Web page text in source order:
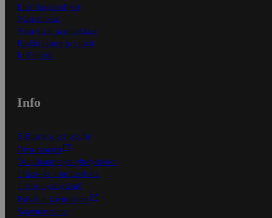
Ensitilaajan ohjeet
Näin maksat
Näin tilaat ja muokkaat
Kaikki ohjeet ja vinkit
In English
Info
S-Business yrityksille
Oiva-raportit
Osuuskauppojen yhteystiedot
Tilaus- ja toimitusehdot
Tietosuojakäytäntö
Palvelun käyttöehdot
Saavutettavuus